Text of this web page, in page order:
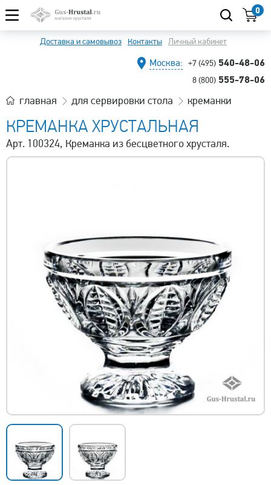
0
Доставка и самовывоз Контакты Личный кабинет
Москва: +7 (495) 540-48-06
8 (800) 555-78-06
главная для сервировки стола креманки
КРЕМАНКА ХРУСТАЛЬНАЯ
Арт. 100324, Креманка из бесцветного хрусталя.